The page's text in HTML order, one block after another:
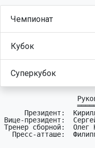
Чемпионат
Кубок
Суперкубок
                  ══════════════════════════
Вице-президент:
Тренер сборной: